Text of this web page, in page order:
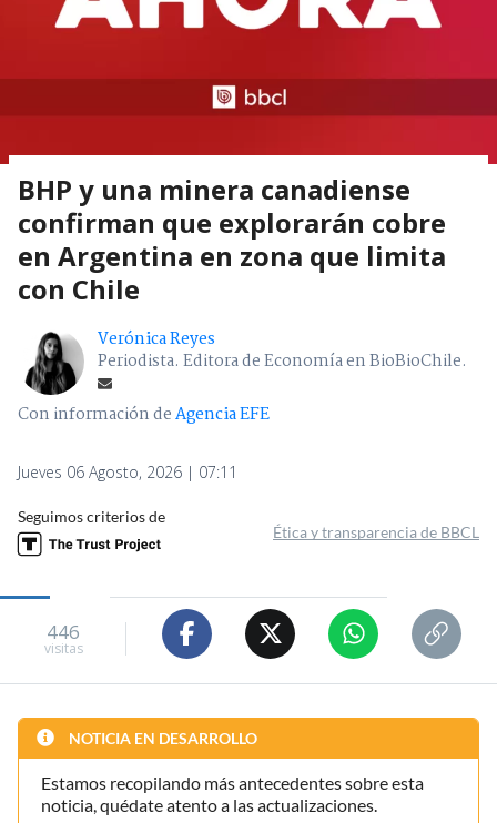
BHP y una minera canadiense
confirman que explorarán cobre
en Argentina en zona que limita
con Chile
Verónica Reyes
Periodista. Editora de Economía en BioBioChile.
Con información deAgencia EFE
Jueves 06 Agosto, 2026 | 07:11
Seguimos criterios de
Ética y transparencia de BBCL
446
visitas
NOTICIA EN DESARROLLO
Estamos recopilando más antecedentes sobre esta
noticia, quédate atento a las actualizaciones.